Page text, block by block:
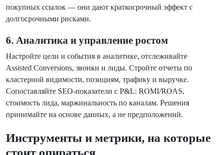
покупных ссылок — они дают краткосрочный эффект с
долгосрочными рисками.
6. Аналитика и управление ростом
Настройте цели и события в аналитике, отслеживайте
Assisted Conversions, звонки и лиды. Стройте отчеты по
кластерной видимости, позициям, трафику и выручке.
Сопоставляйте SEO-показатели с P&L: ROMI/ROAS,
стоимость лида, маржинальность по каналам. Решения
принимайте на основе данных, а не предположений.
Инструменты и метрики, на которые
стоит опираться